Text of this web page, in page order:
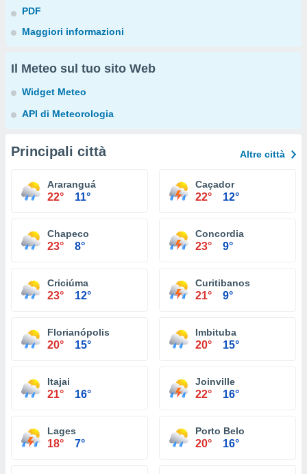
PDF
Maggiori informazioni
Il Meteo sul tuo sito Web
Widget Meteo
API di Meteorologia
Principali città Altre città
Araranguá
22° 11°
Caçador
22° 12°
Chapeco
23° 8°
Concordia
23° 9°
Criciúma
23° 12°
Curitibanos
21° 9°
Florianópolis
20° 15°
Imbituba
20° 15°
Itajai
21° 16°
Joinville
22° 16°
Lages
18° 7°
Porto Belo
20° 16°